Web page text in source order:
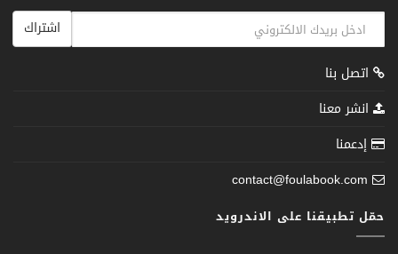
اشتراك
اتصل بنا
انشر معنا
إدعمنا
contact@foulabook.com
حمّل تطبيقنا على الاندرويد